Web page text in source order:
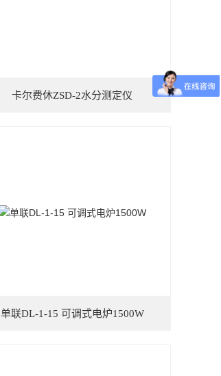
卡尔费休ZSD-2水分测定仪
单联DL-1-15 可调式电炉1500W